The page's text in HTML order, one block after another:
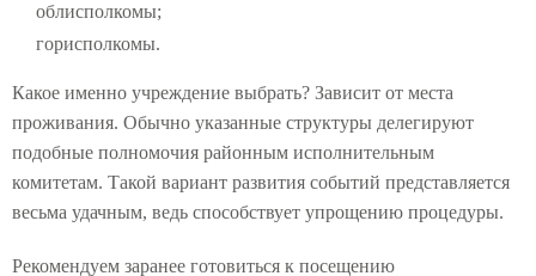
облисполкомы;
горисполкомы.
Какое именно учреждение выбрать? Зависит от места
проживания. Обычно указанные структуры делегируют
подобные полномочия районным исполнительным
комитетам. Такой вариант развития событий представляется
весьма удачным, ведь способствует упрощению процедуры.
Рекомендуем заранее готовиться к посещению